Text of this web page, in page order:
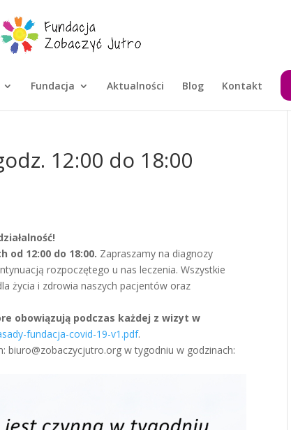
Fundacja Aktualności Blog Kontakt
12:00 do 18:00
od 12:00 do 18:00. Zapraszamy na diagnozy
rozpoczętego u nas leczenia. Wszystkie
życia i zdrowia naszych pacjentów oraz
obowiązują podczas każdej z wizyt w
fundacja-covid-19-v1.pdf.
biuro@zobaczycjutro.org w tygodniu w godzinach: